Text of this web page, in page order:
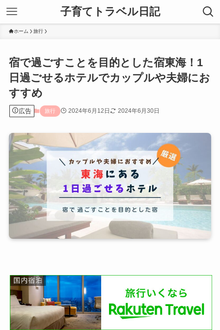
子育てトラベル日記
ホーム 旅行
宿で過ごすことを目的とした宿東海！1
日過ごせるホテルでカップルや夫婦にお
すすめ
広告 旅行 2024年6月12日 2024年6月30日